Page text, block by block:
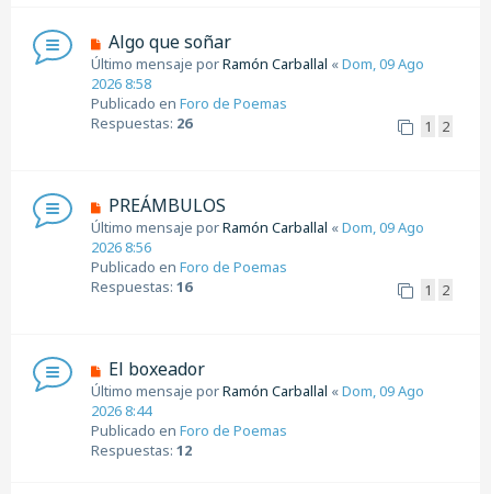
s
a
j
e
N
u
e
v
o
s
a
j
e
Algo que soñar
Último mensaje porRamón Carballal «Dom, 09 Ago
2026 8:58
Publicado en Foro de Poemas
Respuestas: 26 1 2
N
u
e
v
o
s
a
j
e
PREÁMBULOS
Último mensaje porRamón Carballal «Dom, 09 Ago
2026 8:56
Publicado en Foro de Poemas
Respuestas: 16 1 2
N
u
e
v
o
El boxeador
Último mensaje porRamón Carballal «Dom, 09 Ago
2026 8:44
Publicado en Foro de Poemas
Respuestas: 12